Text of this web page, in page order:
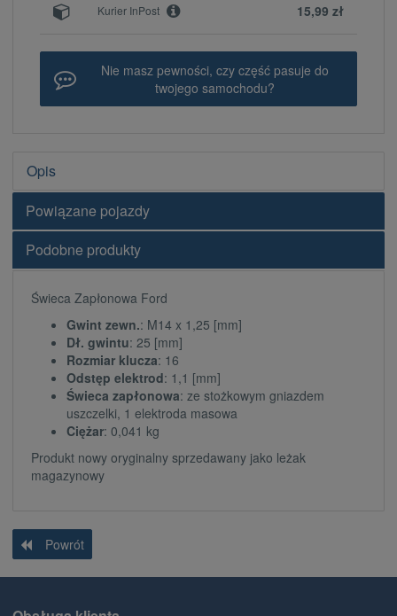
15,99 zł
Kurier InPost
Nie masz pewności, czy część pasuje do
twojego samochodu?
Opis
Powiązane pojazdy
Podobne produkty
Świeca Zapłonowa Ford
Gwint zewn.: M14 x 1,25 [mm]
Dł. gwintu: 25 [mm]
Rozmiar klucza: 16
Odstęp elektrod: 1,1 [mm]
Świeca zapłonowa: ze stożkowym gniazdem
uszczelki, 1 elektroda masowa
Ciężar: 0,041 kg
Produkt nowy oryginalny sprzedawany jako leżak
magazynowy
Powrót